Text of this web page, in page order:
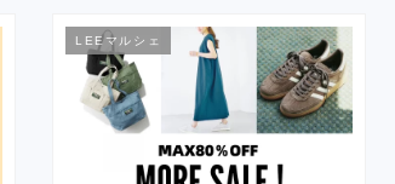
LEEマルシェ